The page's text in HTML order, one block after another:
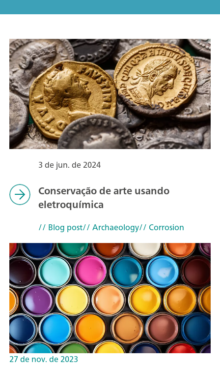
3 de jun. de 2024
Conservação de arte usando
eletroquímica
// Blog post// Archaeology// Corrosion
27 de nov. de 2023